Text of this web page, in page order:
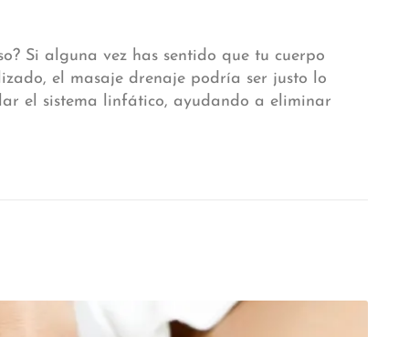
Si alguna vez has sentido que tu cuerpo
el masaje drenaje podría ser justo lo
el sistema linfático, ayudando a eliminar